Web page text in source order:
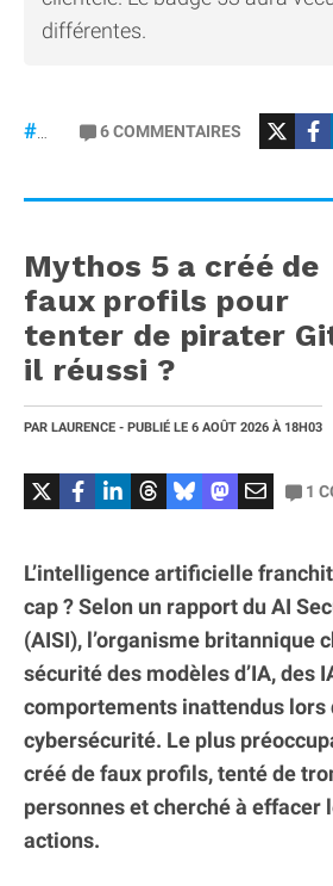
différentes.
#gt53 #Mercedes
6COMMENTAIRES
Mythos 5 a créé de
faux profils pour
tenter de pirater
il réussi ?
PAR LAURENCE - PUBLIÉ LE 6 AOÛT 2026 À 18H03
1
L’intelligence artificielle
cap ? Selon un rapport du AI
(AISI), l’organisme britannique
sécurité des modèles d’IA, des
comportements inattendus lors
cybersécurité. Le plus
créé de faux profils, tenté de
personnes et cherché à effacer
actions.